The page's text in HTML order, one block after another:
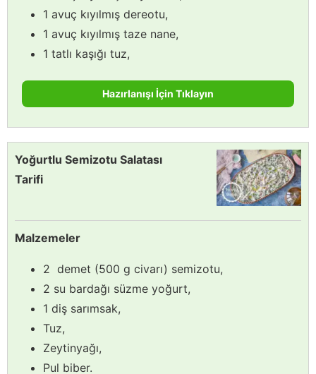
1 avuç kıyılmış dereotu,
1 avuç kıyılmış taze nane,
1 tatlı kaşığı tuz,
Hazırlanışı İçin Tıklayın
Yoğurtlu Semizotu Salatası
Tarifi
Malzemeler
2 demet (500 g civarı) semizotu,
2 su bardağı süzme yoğurt,
1 diş sarımsak,
Tuz,
Zeytinyağı,
Pul biber.